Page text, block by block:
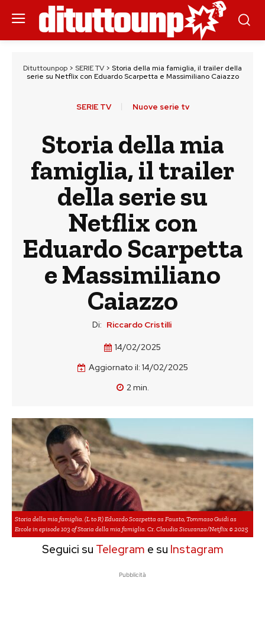
Dituttounpop > SERIE TV > Storia della mia famiglia, il trailer della
serie su Netflix con Eduardo Scarpetta e Massimiliano Caiazzo
SERIE TV Nuove serie tv
Storia della mia
famiglia, il trailer
della serie su
Netflix con
Eduardo Scarpetta
e Massimiliano
Caiazzo
Di: Riccardo Cristilli
14/02/2025
Aggiornato il: 14/02/2025
2min.
Storia della mia famiglia. (L to R) Eduardo Scarpetta as Fausto, Tommaso Guidi as
Ercole in episode 103 of Storia della mia famiglia. Cr. Claudia Sicuranza/Netflix © 2025
Seguici su Telegram e su Instagram
Pubblicità